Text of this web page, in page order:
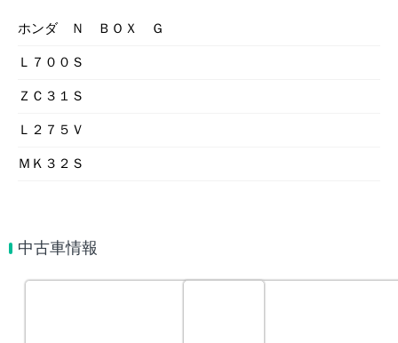
ホンダ Ｎ ＢＯＸ Ｇ
Ｌ７００Ｓ
ＺＣ３１Ｓ
Ｌ２７５Ｖ
ＭＫ３２Ｓ
中古車情報